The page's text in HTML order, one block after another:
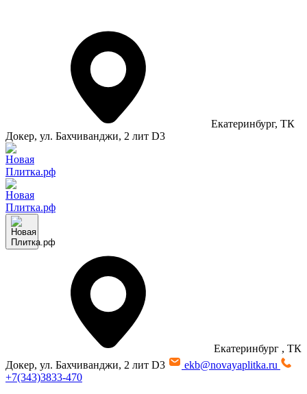
Екатеринбург, ТК
Докер, ул. Бахчиванджи, 2 лит D3
Екатеринбург , ТК
Докер, ул. Бахчиванджи, 2 лит D3
ekb@novayaplitka.ru
+7(343)3833-470